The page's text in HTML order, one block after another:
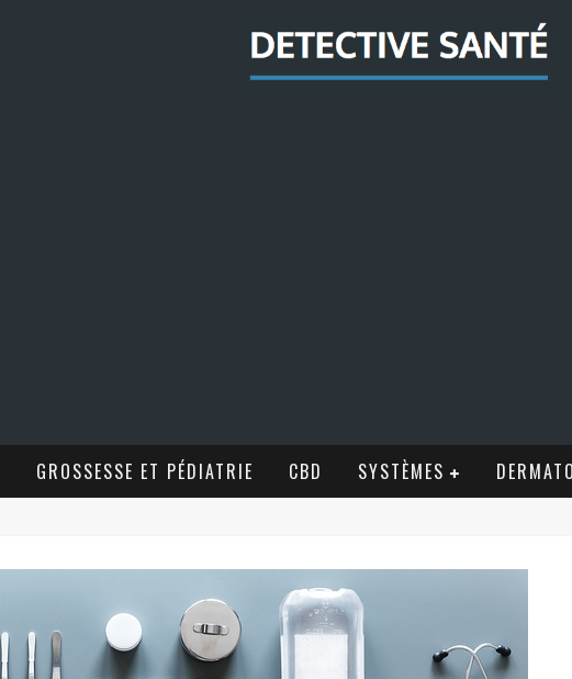
GROSSESSE ET PÉDIATRIE CBD SYSTÈMES